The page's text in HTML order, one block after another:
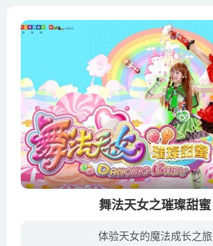
舞法天女之璀璨甜蜜
体验天女的魔法成长之旅